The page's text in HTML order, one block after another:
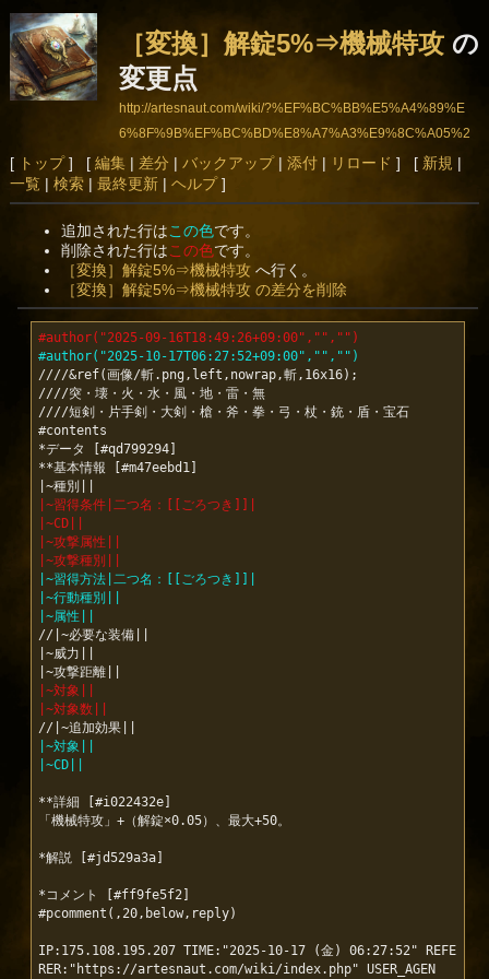
［変換］解錠5%⇒機械特攻の
変更点
http://artesnaut.com/wiki/?%EF%BC%BB%E5%A4%89%E
6%8F%9B%EF%BC%BD%E8%A7%A3%E9%8C%A05%2
5%E2%87%92%E6%A9%9F%E6%A2%B0%E7%89%B9%
E6%94%BB
[ トップ] [ 編集| 差分 | バックアップ| 添付| リロード ] [ 新規 |
一覧| 検索| 最終更新| ヘルプ]
追加された行はこの色です。
削除された行はこの色です。
［変換］解錠5%⇒機械特攻 へ行く。
［変換］解錠5%⇒機械特攻 の差分を削除
#author("2025-09-16T18:49:26+09:00","","")
#author("2025-10-17T06:27:52+09:00","","")
////&ref(画像/斬.png,left,nowrap,斬,16x16);
////突・壊・火・水・風・地・雷・無
////短剣・片手剣・大剣・槍・斧・拳・弓・杖・銃・盾・宝石
#contents
*データ [#qd799294]
**基本情報 [#m47eebd1]
|~習得条件|二つ名：[[ごろつき]]|
|~CD||
|~攻撃属性||
|~攻撃種別||
|~習得方法|二つ名：[[ごろつき]]|
|~行動種別||
|~属性||
//|~必要な装備||
|~威力||
|~対象||
|~対象数||
|~対象||
|~CD||
**詳細 [#i022432e]
「機械特攻」+（解錠×0.05）、最大+50。
*解説 [#jd529a3a]
*コメント [#ff9fe5f2]
#pcomment(,20,below,reply)
IP:175.108.195.207 TIME:"2025-10-17 (金) 06:27:52" REFE
RER:"https://artesnaut.com/wiki/index.php" USER_AGEN